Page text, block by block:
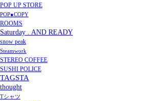
POP UP STORE
POP●COPY
ROOMS
Saturday . AND READY
snow peak
Steamwork
STEREO COFFEE
SUSHI POLICE
TAGSTA
thought
Tシャツ